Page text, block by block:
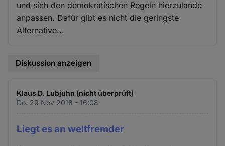
und sich den demokratischen Regeln hierzulande
anpassen. Dafür gibt es nicht die geringste
Alternative...
Diskussion anzeigen
Klaus D. Lubjuhn (nicht überprüft)
Do. 29 Nov 2018 - 16:08
Liegt es an weltfremder